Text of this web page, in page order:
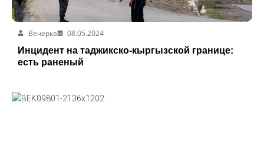
Вечерка
08.05.2024
Инцидент на таджикско-кыргызской границе:
есть раненый